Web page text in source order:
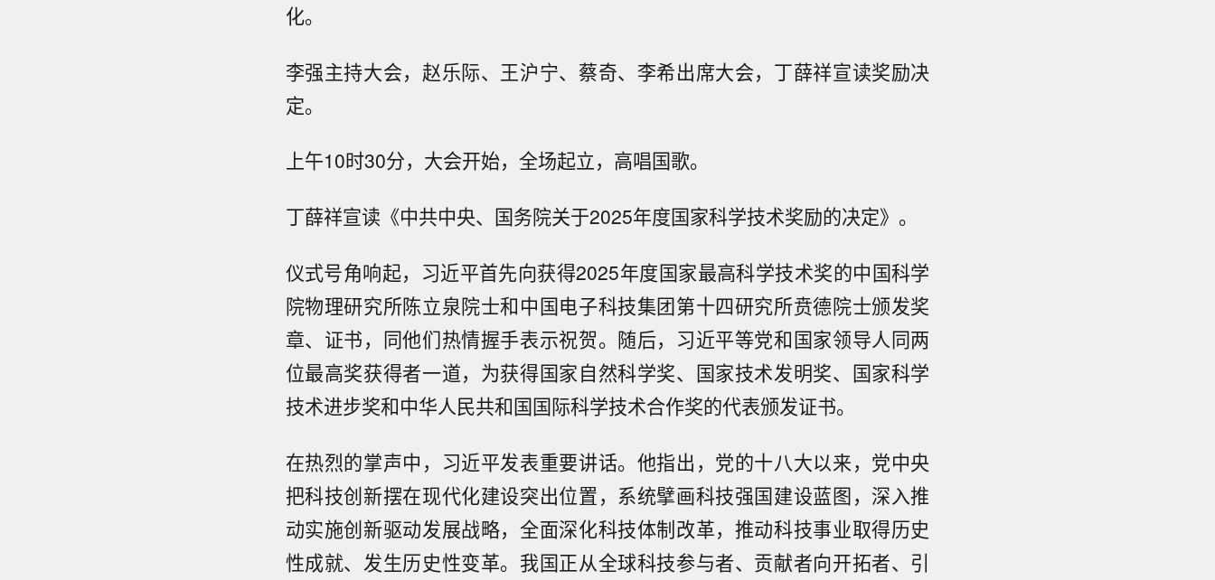
化。
李强主持大会，赵乐际、王沪宁、蔡奇、李希出席大会，丁薛祥宣读奖励决
定。
上午10时30分，大会开始，全场起立，高唱国歌。
丁薛祥宣读《中共中央、国务院关于2025年度国家科学技术奖励的决定》。
仪式号角响起，习近平首先向获得2025年度国家最高科学技术奖的中国科学
院物理研究所陈立泉院士和中国电子科技集团第十四研究所贲德院士颁发奖
章、证书，同他们热情握手表示祝贺。随后，习近平等党和国家领导人同两
位最高奖获得者一道，为获得国家自然科学奖、国家技术发明奖、国家科学
技术进步奖和中华人民共和国国际科学技术合作奖的代表颁发证书。
在热烈的掌声中，习近平发表重要讲话。他指出，党的十八大以来，党中央
把科技创新摆在现代化建设突出位置，系统擘画科技强国建设蓝图，深入推
动实施创新驱动发展战略，全面深化科技体制改革，推动科技事业取得历史
性成就、发生历史性变革。我国正从全球科技参与者、贡献者向开拓者、引